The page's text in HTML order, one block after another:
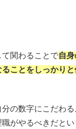
関わることで自
ことをしっかり
の数字にこだわる
がやるべきだと